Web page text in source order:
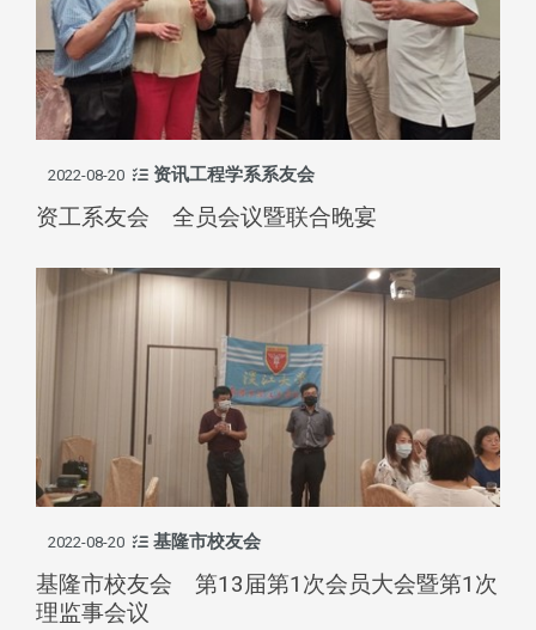
2022-08-20 资讯工程学系系友会
资工系友会 全员会议暨联合晚宴
2022-08-20 基隆市校友会
基隆市校友会 第13届第1次会员大会暨第1次
理监事会议